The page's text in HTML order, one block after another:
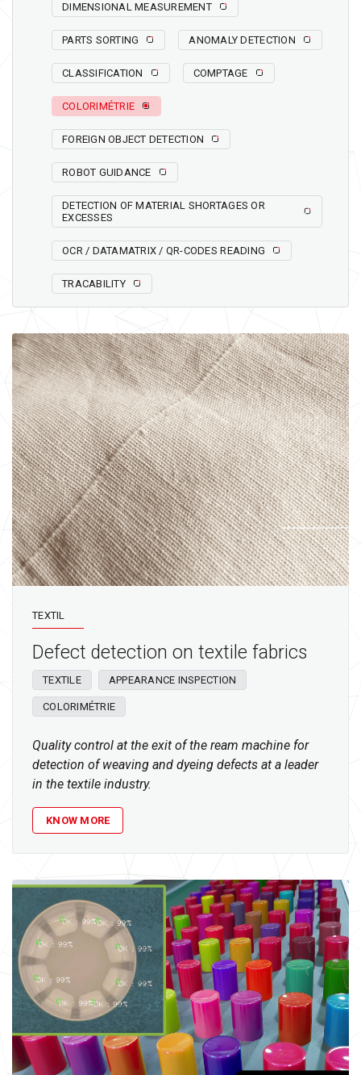
DIMENSIONAL MEASUREMENT
PARTS SORTING ANOMALY DETECTION
CLASSIFICATION COMPTAGE
COLORIMÉTRIE
FOREIGN OBJECT DETECTION
ROBOT GUIDANCE
DETECTION OF MATERIAL SHORTAGES OR
EXCESSES
OCR / DATAMATRIX / QR-CODES READING
TRACABILITY
TEXTIL
Defect detection on textile fabrics
TEXTILE APPEARANCE INSPECTION
COLORIMÉTRIE
Quality control at the exit of the ream machine for
detection of weaving and dyeing defects at a leader
in the textile industry.
KNOW MORE